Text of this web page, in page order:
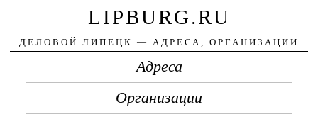
LIPBURG.RU
ДЕЛОВОЙ ЛИПЕЦК — АДРЕСА, ОРГАНИЗАЦИИ
Адреса
Организации